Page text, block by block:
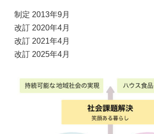
制定 2013年9月
改訂 2020年4月
改訂 2021年4月
改訂 2025年4月